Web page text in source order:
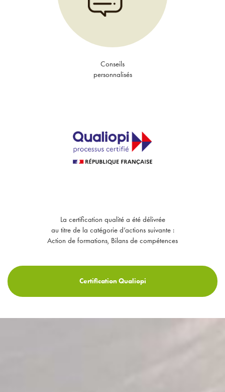
Conseils
personnalisés
La certification qualité a été délivrée
au titre de la catégorie d’actions suivante :
Action de formations, Bilans de compétences
Certification Qualiopi